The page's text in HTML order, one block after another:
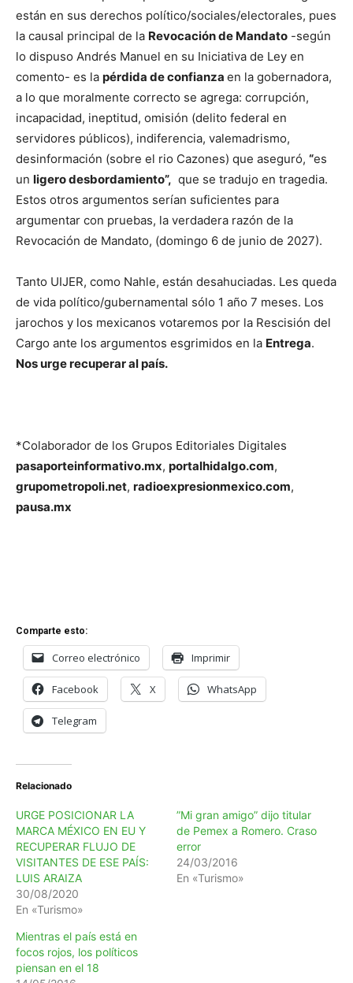
están en sus derechos político/sociales/electorales, pues
la causal principal de la Revocación de Mandato -según
lo dispuso Andrés Manuel en su Iniciativa de Ley en
comento- es la pérdida de confianza en la gobernadora,
a lo que moralmente correcto se agrega: corrupción,
incapacidad, ineptitud, omisión (delito federal en
servidores públicos), indiferencia, valemadrismo,
desinformación (sobre el rio Cazones) que aseguró, “es
un ligero desbordamiento”, que se tradujo en tragedia.
Estos otros argumentos serían suficientes para
argumentar con pruebas, la verdadera razón de la
Revocación de Mandato, (domingo 6 de junio de 2027).
Tanto UIJER, como Nahle, están desahuciadas. Les queda
de vida político/gubernamental sólo 1 año 7 meses. Los
jarochos y los mexicanos votaremos por la Rescisión del
Cargo ante los argumentos esgrimidos en la Entrega.
Nos urge recuperar al país.
*Colaborador de los Grupos Editoriales Digitales
pasaporteinformativo.mx, portalhidalgo.com,
grupometropoli.net, radioexpresionmexico.com,
pausa.mx
Comparte esto:
Correo electrónico Imprimir
Facebook X WhatsApp
Telegram
Relacionado
URGE POSICIONAR LA
MARCA MÉXICO EN EU Y
RECUPERAR FLUJO DE
VISITANTES DE ESE PAÍS:
LUIS ARAIZA
30/08/2020
En «Turismo»
”Mi gran amigo” dijo titular
de Pemex a Romero. Craso
error
24/03/2016
En «Turismo»
Mientras el país está en
focos rojos, los políticos
piensan en el 18